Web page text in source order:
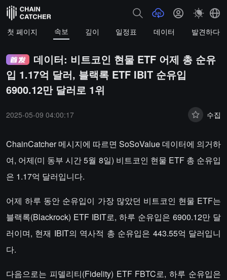
첫 페이지 속보 깊이 일정표 데이터 발견하다
데이터: 비트코인 현물 ETF 어제 총 순유
입 1.17억 달러, 블랙록 ETF IBIT 순유입
6900.12만 달러로 1위
2025-05-09 04:00:17 수집
ChainCatcher 메시지에 따르면 SoSoValue 데이터에 의거하
여, 어제(미 동부 시간 5월 8일) 비트코인 현물 ETF 총 순유입
은 1.17억 달러입니다.
어제 하루 동안 순유입이 가장 많았던 비트코인 현물 ETF는
블랙록(Blackrock) ETF IBIT로, 하루 순유입은 6900.12만 달
러이며, 현재 IBIT의 역사적 총 순유입은 443.55억 달러입니
다.
다음으로는 피델리티(Fidelity) ETF FBTC로, 하루 순유입은